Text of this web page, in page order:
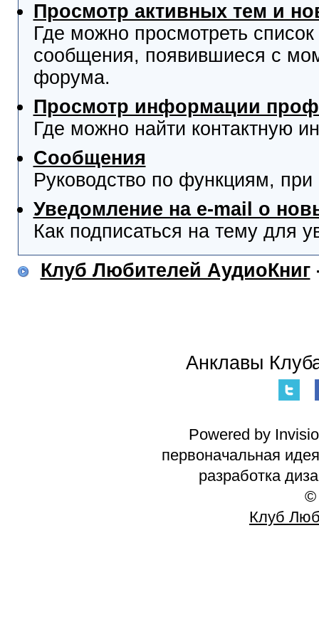
Просмотр активных тем и
Где можно просмотреть
сообщения, появившиеся с
форума.
Просмотр информации
Где можно найти контактную
Сообщения
Руководство по функциям,
Уведомление на e-mail о
Как подписаться на тему для
Клуб Любителей АудиоКниг
Анклавы
Powered by
первоначальная
разработка
©
Клуб